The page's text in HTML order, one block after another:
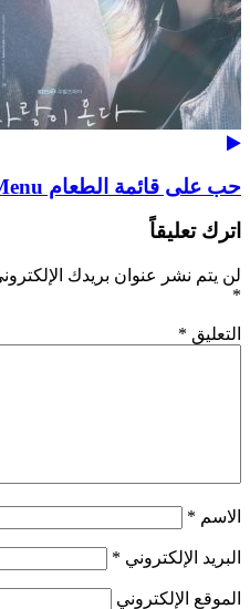
حب على قائمة الطعام Love on the Menu
اترك تعليقاً
لن يتم نشر عنوان بريدك
*
التعليق *
الاسم *
البريد الإلكتروني *
الموقع الإلكتروني